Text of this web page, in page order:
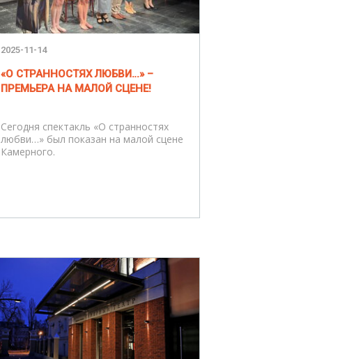
2025-11-14
«О СТРАННОСТЯХ ЛЮБВИ…» –
ПРЕМЬЕРА НА МАЛОЙ СЦЕНЕ!
Сегодня спектакль «О странностях
любви…» был показан на малой сцене
Камерного.